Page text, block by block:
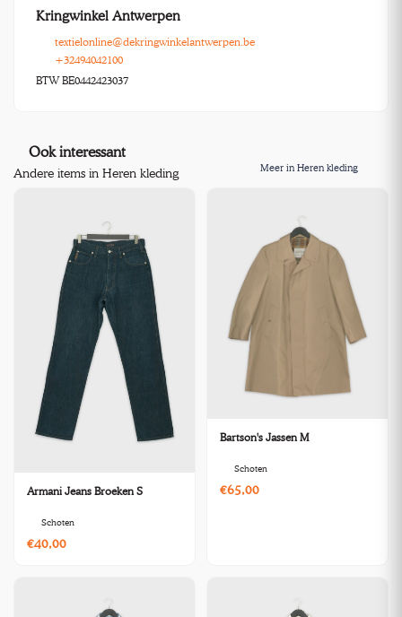
Kringwinkel Antwerpen
textielonline@dekringwinkelantwerpen.be
+32494042100
BTW BE0442423037
Ook interessant
Andere items in Heren kleding Meer in Heren kleding
Armani Jeans Broeken S
Schoten
€40,00
Bartson's Jassen M
Schoten
€65,00